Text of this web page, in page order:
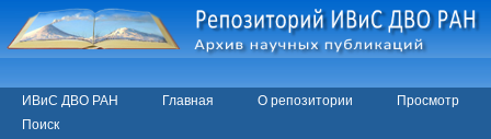
ИВиС ДВО РАН Главная О репозитории
Просмотр
Поиск